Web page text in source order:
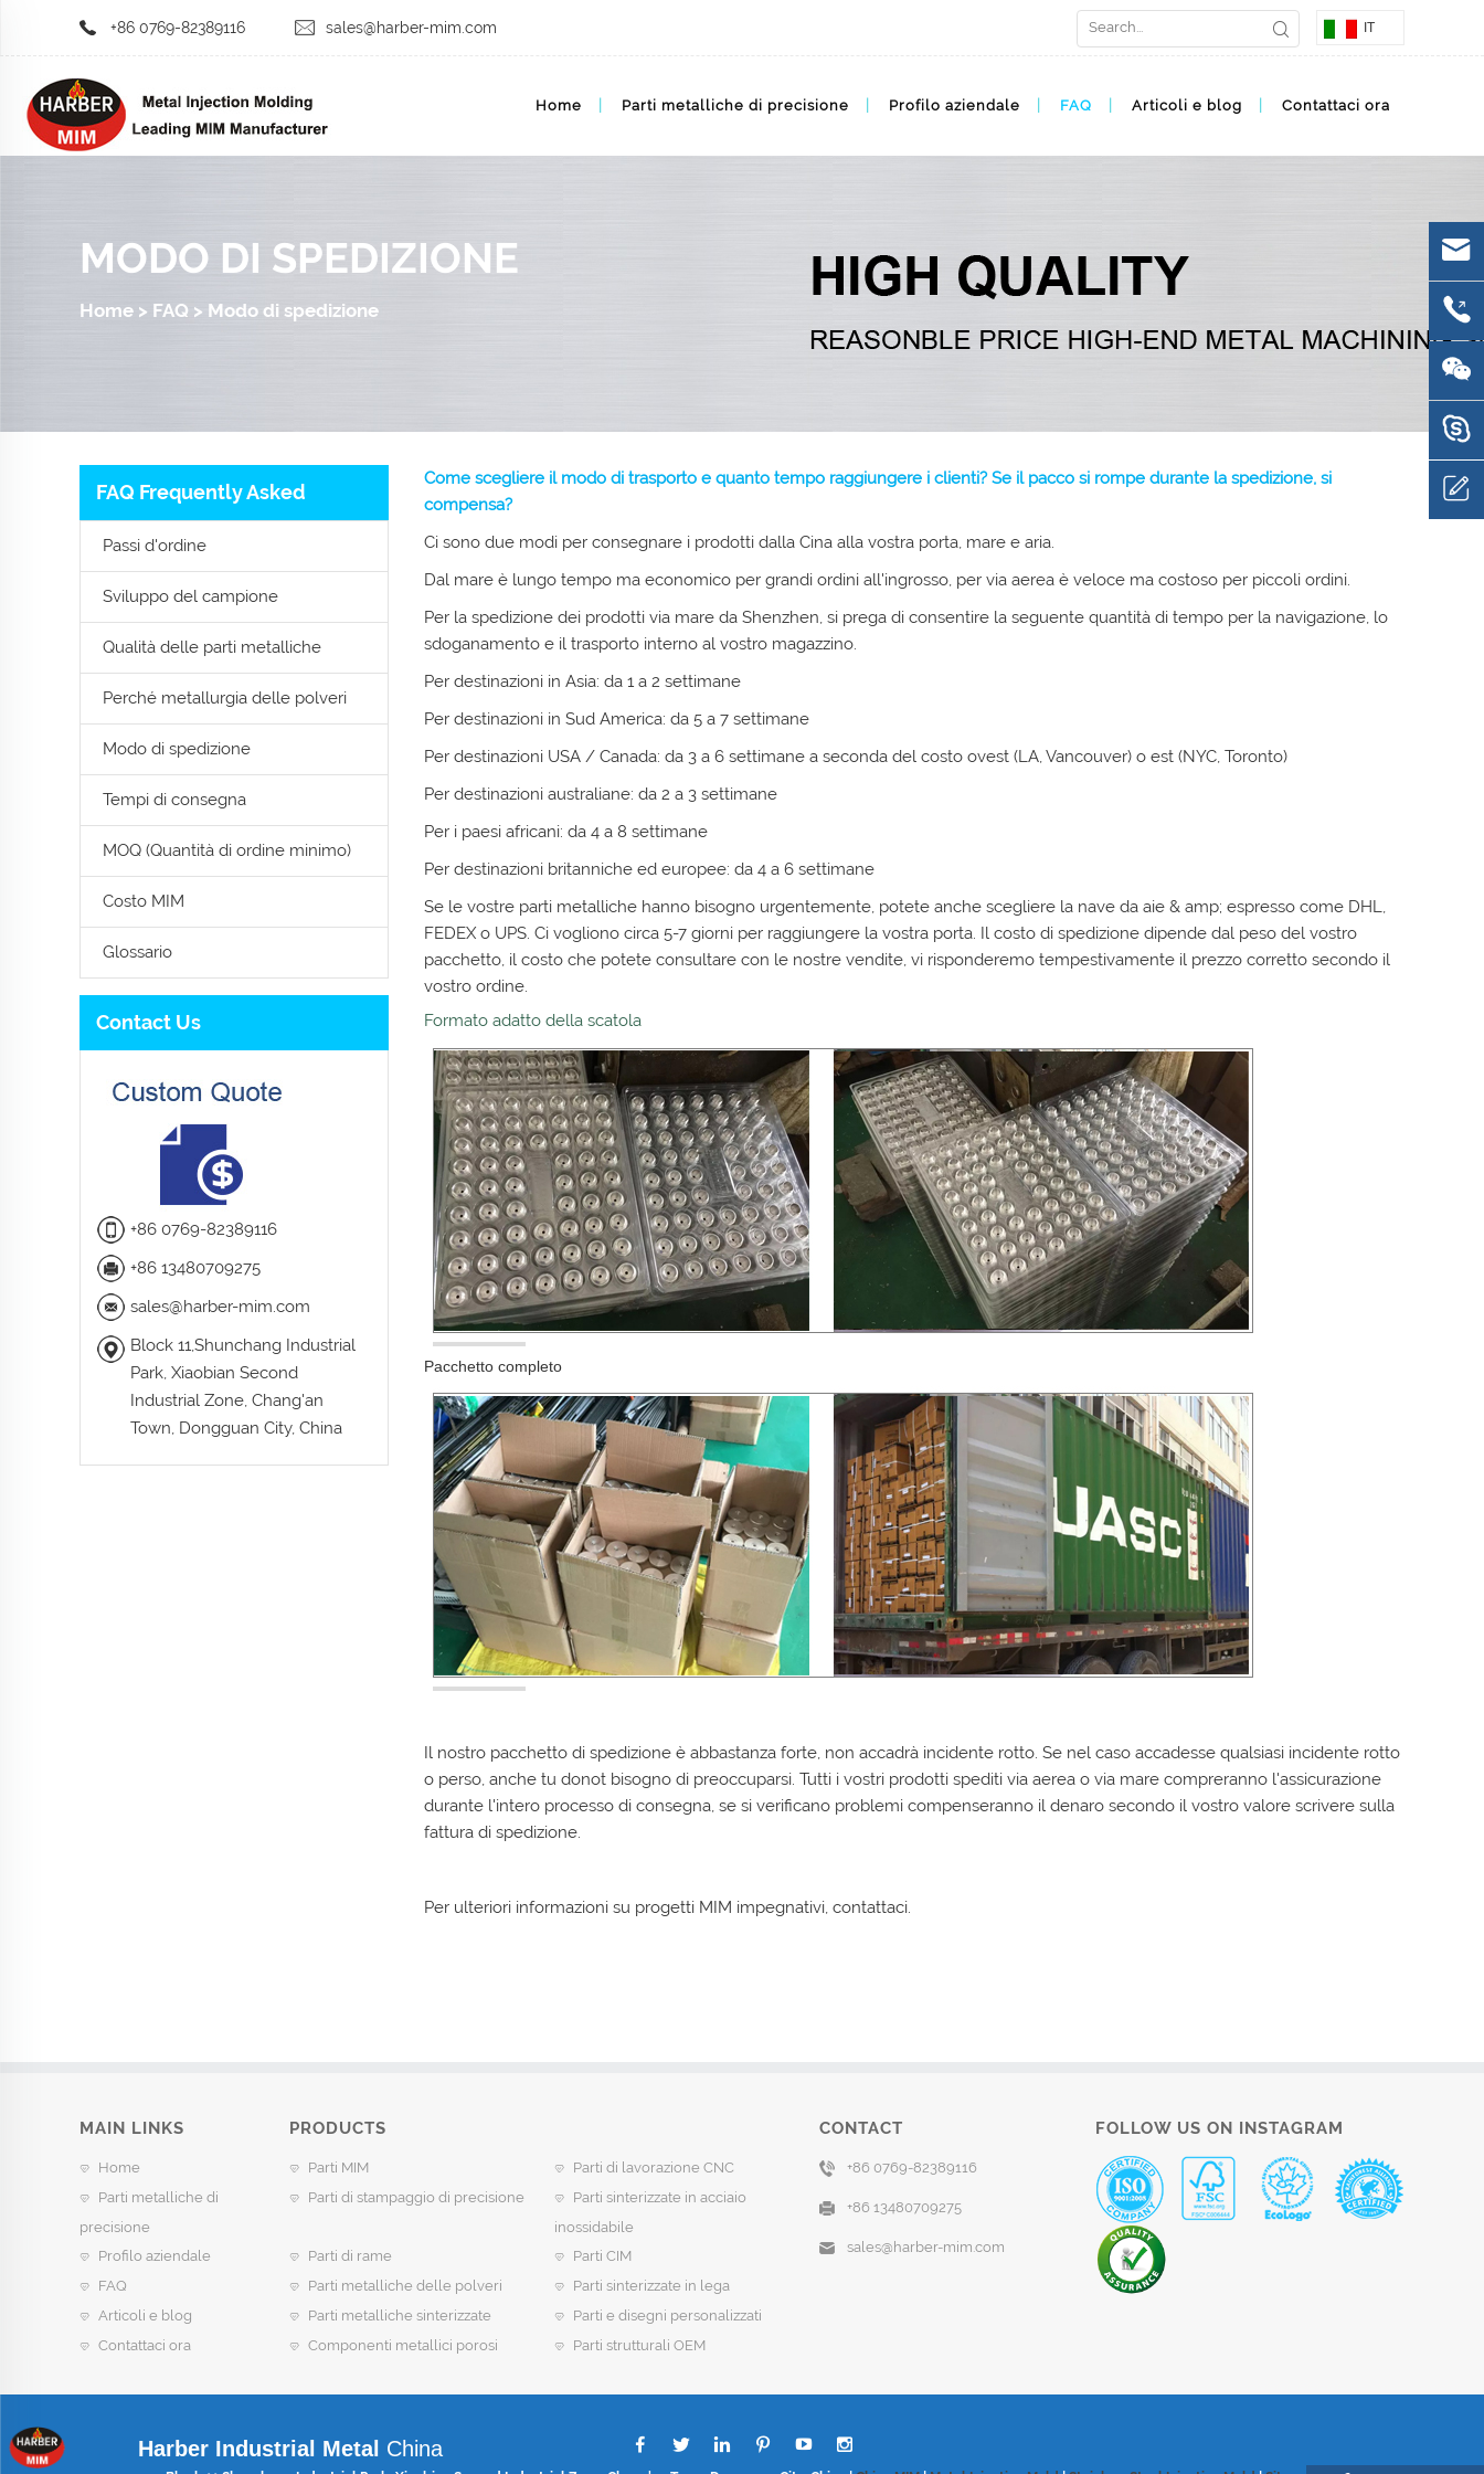
+86 0769-82389116 sales@harber-mim.com IT
Home Parti metalliche di precisione Profilo aziendale FAQ Articoli e blog Contattaci ora
MODO DI SPEDIZIONE
Home > FAQ > Modo di spedizione
FAQ Frequently Asked
Passi d'ordine
Sviluppo del campione
Qualità delle parti metalliche
Perché metallurgia delle polveri
Modo di spedizione
Tempi di consegna
MOQ (Quantità di ordine minimo)
Costo MIM
Glossario
Contact Us
+86 0769-82389116
+86 13480709275
sales@harber-mim.com
Block 11,Shunchang Industrial
Park, Xiaobian Second
Industrial Zone, Chang'an
Town, Dongguan City, China
Come scegliere il modo di trasporto e quanto tempo raggiungere i clienti? Se il pacco si rompe durante la spedizione, si
compensa?
Ci sono due modi per consegnare i prodotti dalla Cina alla vostra porta, mare e aria.
Dal mare è lungo tempo ma economico per grandi ordini all'ingrosso, per via aerea è veloce ma costoso per piccoli ordini.
Per la spedizione dei prodotti via mare da Shenzhen, si prega di consentire la seguente quantità di tempo per la navigazione, lo
sdoganamento e il trasporto interno al vostro magazzino.
Per destinazioni in Asia: da 1 a 2 settimane
Per destinazioni in Sud America: da 5 a 7 settimane
Per destinazioni USA / Canada: da 3 a 6 settimane a seconda del costo ovest (LA, Vancouver) o est (NYC, Toronto)
Per destinazioni australiane: da 2 a 3 settimane
Per i paesi africani: da 4 a 8 settimane
Per destinazioni britanniche ed europee: da 4 a 6 settimane
Se le vostre parti metalliche hanno bisogno urgentemente, potete anche scegliere la nave da aie & amp; espresso come DHL,
FEDEX o UPS. Ci vogliono circa 5-7 giorni per raggiungere la vostra porta. Il costo di spedizione dipende dal peso del vostro
pacchetto, il costo che potete consultare con le nostre vendite, vi risponderemo tempestivamente il prezzo corretto secondo il
vostro ordine.
Formato adatto della scatola
Pacchetto completo
Il nostro pacchetto di spedizione è abbastanza forte, non accadrà incidente rotto. Se nel caso accadesse qualsiasi incidente rotto
o perso, anche tu donot bisogno di preoccuparsi. Tutti i vostri prodotti spediti via aerea o via mare compreranno l'assicurazione
durante l'intero processo di consegna, se si verificano problemi compenseranno il denaro secondo il vostro valore scrivere sulla
fattura di spedizione.
Per ulteriori informazioni su progetti MIM impegnativi, contattaci.
MAIN LINKS
Home
Parti metalliche di
precisione
Profilo aziendale
FAQ
Articoli e blog
Contattaci ora
PRODUCTS
Parti MIM
Parti di lavorazione CNC
Parti di stampaggio di precisione
Parti sinterizzate in acciaio
inossidabile
Parti di rame
Parti CIM
Parti metalliche delle polveri
Parti sinterizzate in lega
Parti metalliche sinterizzate
Parti e disegni personalizzati
Componenti metallici porosi
Parti strutturali OEM
CONTACT
+86 0769-82389116
+86 13480709275
sales@harber-mim.com
FOLLOW US ON INSTAGRAM
Harber Industrial Metal China